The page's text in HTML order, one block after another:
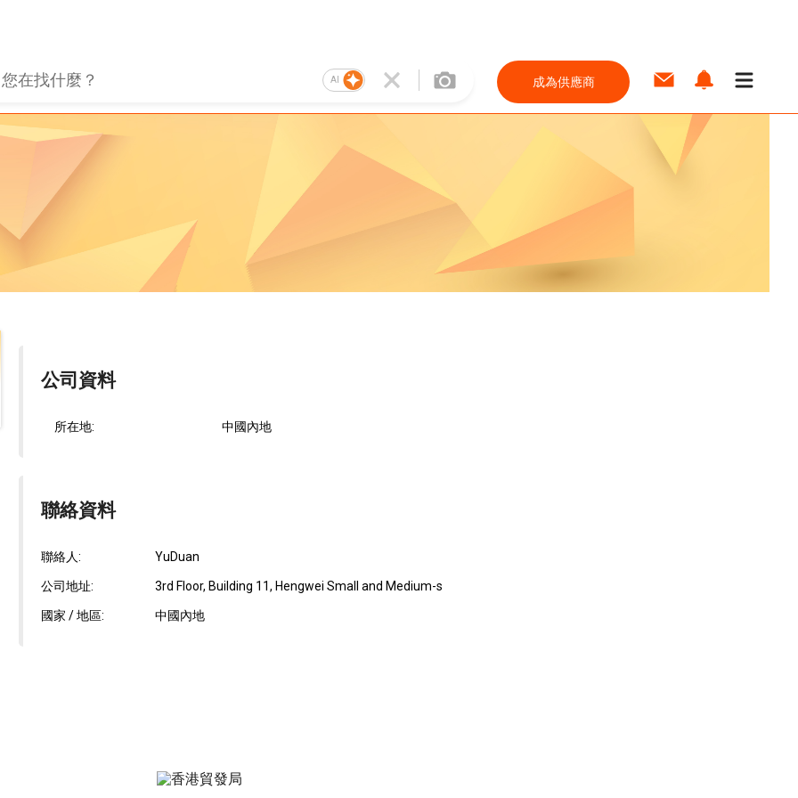
AI 成為供應商
公司資料
所在地: 中國內地
聯絡資料
聯絡人: YuDuan
公司地址: 3rd Floor, Building 11, Hengwei Small and Medium-s
國家 / 地區: 中國內地